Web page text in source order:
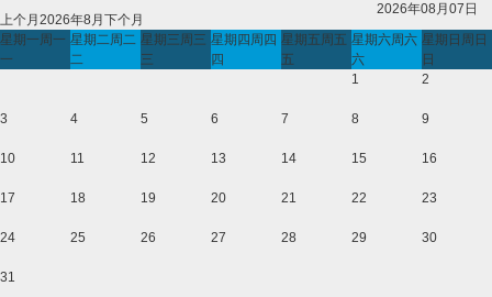
2026年08月07日
上个月 2026年8月 下个月
星期一周一
一
星期二周二
二
星期三周三
三
星期四 周四
四
星期五周五
五
星期六周六
六
星期日 周日
日
1
2
3 4 5 6 7 8 9
10 11 12 13 14 15 16
17 18 19 20 21 22 23
24 25 26 27 28 29 30
31